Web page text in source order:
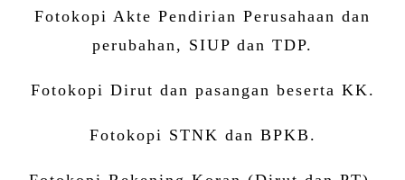
Fotokopi Akte Pendirian Perusahaan dan
perubahan, SIUP dan TDP.
Fotokopi Dirut dan pasangan beserta KK.
Fotokopi STNK dan BPKB.